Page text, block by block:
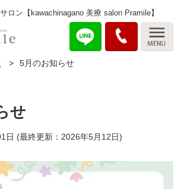
ロン【kawachinagano 美療 salon Pramile】
5月のお知らせ
せ
日 (最終更新：2026年5月12日)